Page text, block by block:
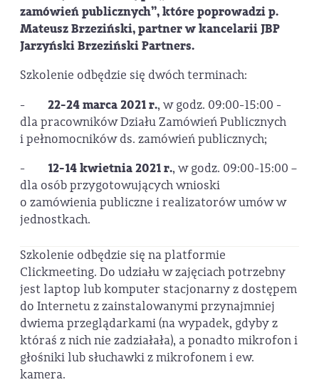
zamówień publicznych”, które poprowadzi p.
Mateusz Brzeziński, partner w kancelarii JBP
Jarzyński Brzeziński Partners.
Szkolenie odbędzie się dwóch terminach:
- 22-24 marca 2021 r., w godz. 09:00-15:00 -
dla pracowników Działu Zamówień Publicznych
i pełnomocników ds. zamówień publicznych;
- 12-14 kwietnia 2021 r., w godz. 09:00-15:00 –
dla osób przygotowujących wnioski
o zamówienia publiczne i realizatorów umów w
jednostkach.
Szkolenie odbędzie się na platformie
Clickmeeting. Do udziału w zajęciach potrzebny
jest laptop lub komputer stacjonarny z dostępem
do Internetu z zainstalowanymi przynajmniej
dwiema przeglądarkami (na wypadek, gdyby z
któraś z nich nie zadziałała), a ponadto mikrofon i
głośniki lub słuchawki z mikrofonem i ew.
kamera.